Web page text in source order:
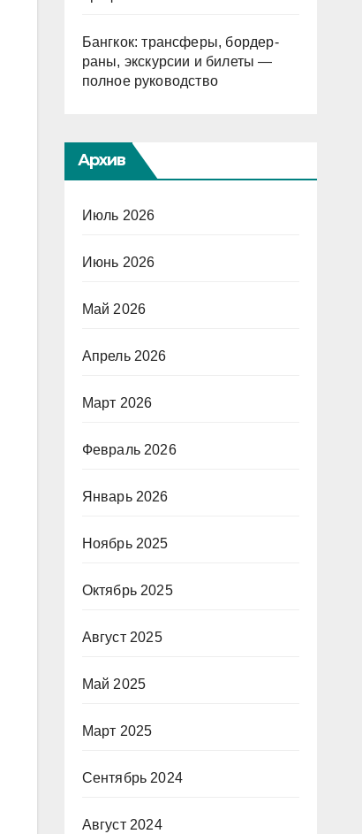
Бангкок: трансферы, бордер-
раны, экскурсии и билеты —
полное руководство
Архив
Июль 2026
Июнь 2026
Май 2026
Апрель 2026
Март 2026
Февраль 2026
Январь 2026
Ноябрь 2025
Октябрь 2025
Август 2025
Май 2025
Март 2025
Сентябрь 2024
Август 2024